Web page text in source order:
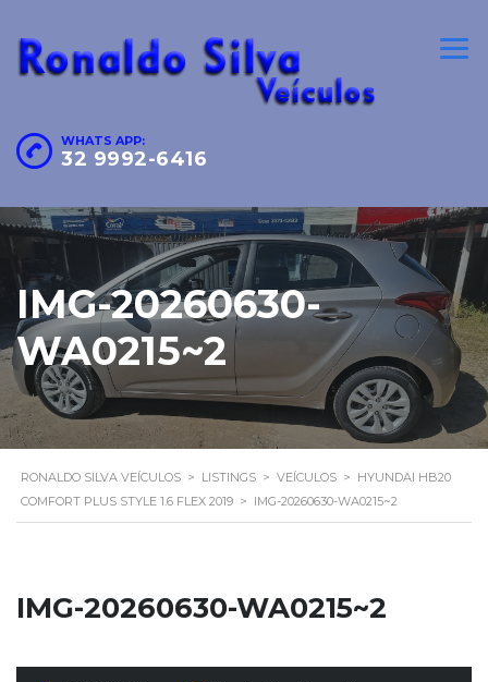
WHATS APP:
32 9992-6416
IMG-20260630-
WA0215~2
RONALDO SILVA VEÍCULOS > LISTINGS > VEÍCULOS > HYUNDAI HB20
COMFORT PLUS STYLE 1.6 FLEX 2019 > IMG-20260630-WA0215~2
IMG-20260630-WA0215~2